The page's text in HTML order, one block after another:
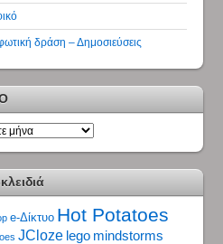
δράση – Δημοσιεύσεις
e-Δίκτυο Hot Potatoes
JCloze lego mindstorms